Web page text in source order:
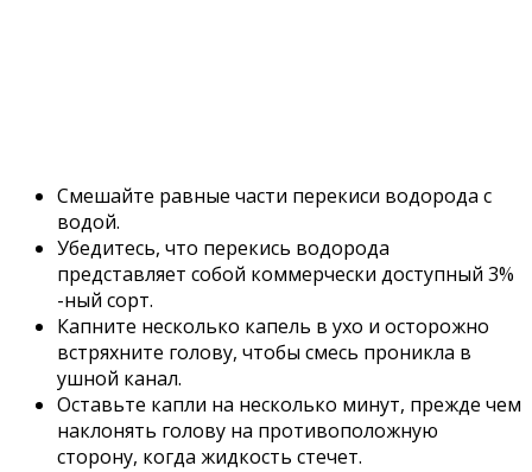
Смешайте равные части перекиси водорода с
водой.
Убедитесь, что перекись водорода
представляет собой коммерчески доступный 3%
-ный сорт.
Капните несколько капель в ухо и осторожно
встряхните голову, чтобы смесь проникла в
ушной канал.
Оставьте капли на несколько минут, прежде чем
наклонять голову на противоположную
сторону, когда жидкость стечет.